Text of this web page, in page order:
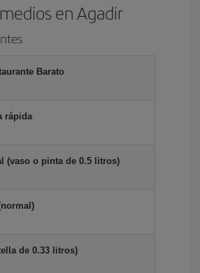
en Agadir
Barato
rápida
(vaso o pinta de 0.5 litros)
de 0.33 litros)